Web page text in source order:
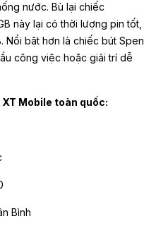
nước. Bù lại chiếc
này lại có thời lượng pin tốt,
Nổi bật hơn là chiếc bút Spen
công việc hoặc giải trí dễ
Mobile toàn quốc:
Bình